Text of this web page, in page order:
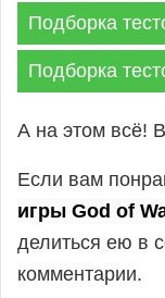
Подборка
Подборка
А на этом всё!
Если вам
игры God of
делиться ею в
комментарии.